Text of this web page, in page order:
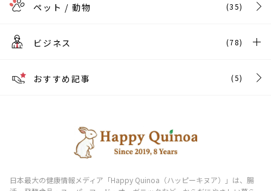
ペット / 動物 (35)
ビジネス (78)
おすすめ記事 (5)